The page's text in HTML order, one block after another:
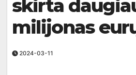
skirta
milijonas
2024-03-11